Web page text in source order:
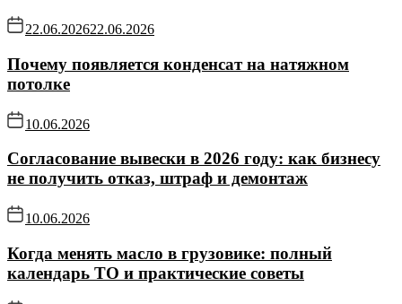
22.06.202622.06.2026
Почему появляется конденсат на натяжном
потолке
10.06.2026
Согласование вывески в 2026 году: как бизнесу
не получить отказ, штраф и демонтаж
10.06.2026
Когда менять масло в грузовике: полный
календарь ТО и практические советы